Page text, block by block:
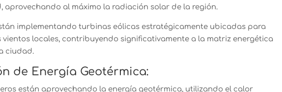
aprovechando al máximo la radiación solar de la región.
implementando turbinas eólicas estratégicamente ubicadas para
vientos locales, contribuyendo significativamente a la matriz energética
ciudad.
de Energía Geotérmica:
están aprovechando la energía geotérmica, utilizando el calor